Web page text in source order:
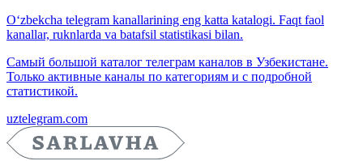
O‘zbekcha telegram kanallarining eng katta katalogi. Faqt faol
kanallar, ruknlarda va batafsil statistikasi bilan.
Самый большой каталог телеграм каналов в Узбекистане.
Только активные каналы по категориям и с подробной
статистикой.
uztelegram.com